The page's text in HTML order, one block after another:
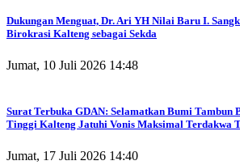
Dukungan Menguat, Dr. Ari YH Nilai Baru I.
Birokrasi Kalteng sebagai Sekda
Jumat, 10 Juli 2026 14:48
Surat Terbuka GDAN: Selamatkan Bumi Tambun
Tinggi Kalteng Jatuhi Vonis Maksimal Terdakwa
Jumat, 17 Juli 2026 14:40